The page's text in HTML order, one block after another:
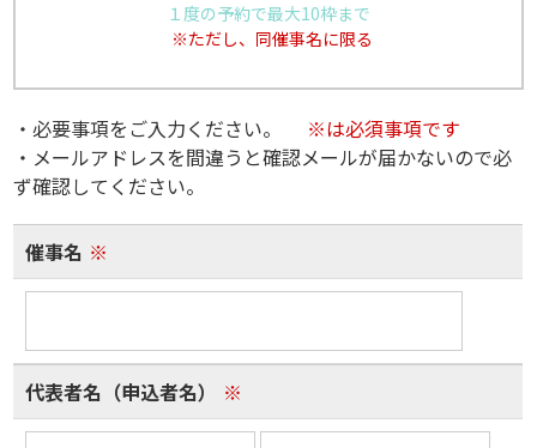
１度の予約で最大10枠まで
※ただし、同催事名に限る
・必要事項をご入力ください。
※は必須事項です
・メールアドレスを間違うと確認メールが届かないので必
ず確認してください。
催事名 ※
代表者名（申込者名） ※